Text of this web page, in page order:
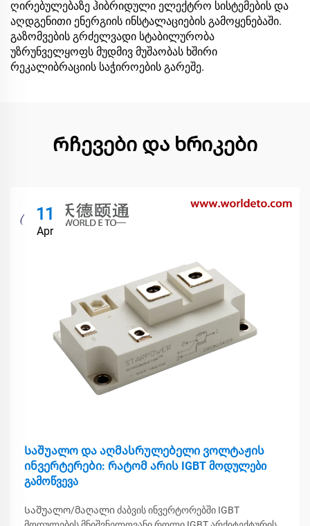
ღირებულებაზე ჰიბრიდული ელექტრო სისტემების და
აღდგენითი ენერგიის ინსტალაციების გამოყენებაში.
გაზომვების გრძელვადი სტაბილურობა
უზრუნველყოფს მუდმივ მუშაობას ხშირი
რეკალიბრაციის საჭიროების გარეშე.
Რჩევები და ხრიკები
11
Apr
Საშუალო და აღმასრულებელი ვოლტაჟის
ინვერტერები: რატომ არის IGBT მოდულები
გამოწვევა
Საშუალო/მაღალი ძაბვის ინვერტორებში IGBT